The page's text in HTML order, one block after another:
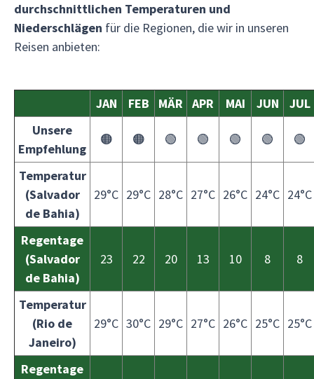
durchschnittlichen Temperaturen und
Niederschlägen für die Regionen, die wir in unseren
Reisen anbieten:
JAN FEB MÄR APR MAI JUN
JUL
Unsere
Empfehlung
🟠 🟠 🟢 🟢 🟢 🟢 🟢
Temperatur
(Salvador
de Bahia)
29°C 29°C 28°C 27°C 26°C 24°C 24°C
Regentage
(Salvador
de Bahia)
23 22 20 13 10 8 8
Temperatur
(Rio de
Janeiro)
29°C 30°C 29°C 27°C 26°C 25°C 25°C
Regentage